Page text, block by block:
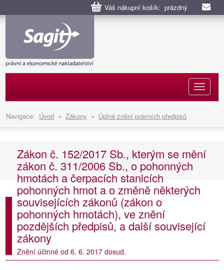
Váš nákupní košík: prázdný
Navigace: Úvod » Zákony » Úplné znění právních předpisů
Zákon č. 152/2017 Sb., kterým se mění
zákon č. 311/2006 Sb., o pohonných
hmotách a čerpacích stanicích
pohonných hmot a o změně některých
souvisejících zákonů (zákon o
pohonných hmotách), ve znění
pozdějších předpisů, a další související
zákony
Znění účinné od 6. 6. 2017 dosud.